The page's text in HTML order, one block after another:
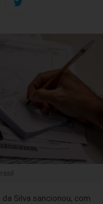
Silva sancionou, com